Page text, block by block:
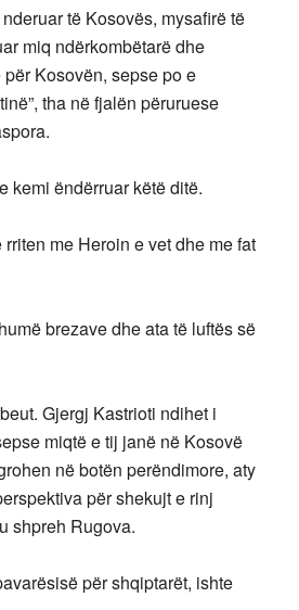
të Kosovës, mysafirë të
miq ndërkombëtarë dhe
Kosovën, sepse po e
tha në fjalën përuruese
kemi ëndërruar këtë ditë.
me Heroin e vet dhe me fat
brezave dhe ata të luftës së
Gjergj Kastrioti ndihet i
miqtë e tij janë në Kosovë
në botën perëndimore, aty
për shekujt e rinj
shpreh Rugova.
për shqiptarët, ishte